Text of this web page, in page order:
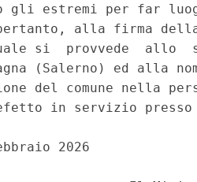
gli estremi per far
alla firma
si  provvede  allo
(Salerno) ed alla
del comune nella
in servizio
2026